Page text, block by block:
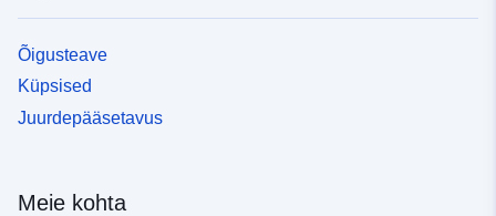
Õigusteave
Küpsised
Juurdepääsetavus
Meie kohta